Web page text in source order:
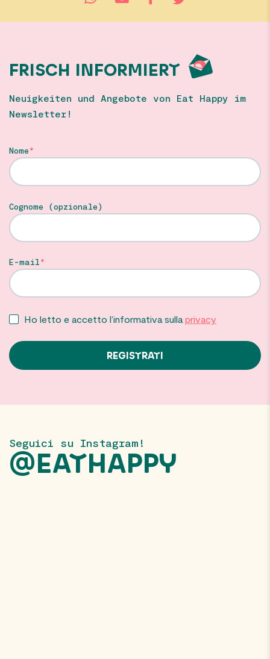
FRISCH INFORMIERT
Neuigkeiten und Angebote von Eat Happy im
Newsletter!
Nome
Cognome (opzionale)
E-mail
Ho letto e accetto l’informativa sullaprivacy
Seguici su Instagram!
@EATHAPPY